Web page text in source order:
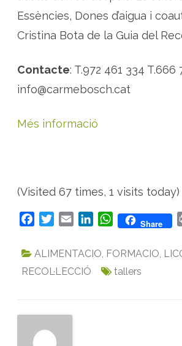
Essències, Dones d’aigua i
Cristina Bota de la Guia del
Contacte: T.972 461 334 T.666
info@carmebosch.cat
Més informació
(Visited 67 times, 1 visits today)
c
b
t
a
l
n
W
a
s
Share
ALIMENTACIO, FORMACIO,
RECOL·LECCIÓ
tallers